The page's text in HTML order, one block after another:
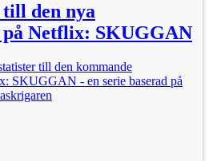
till den nya
på Netflix: SKUGGAN
till den kommande
SKUGGAN - en serie baserad på